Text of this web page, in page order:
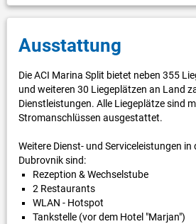
Ausstattung
Die ACI Marina Split bietet neben 355
und weiteren 30 Liegeplätzen an Land
Dienstleistungen. Alle Liegeplätze sind
Stromanschlüssen ausgestattet.
Weitere Dienst- und Serviceleistungen in
Dubrovnik sind:
Rezeption & Wechselstube
2 Restaurants
WLAN - Hotspot
Tankstelle (vor dem Hotel "Marjan")